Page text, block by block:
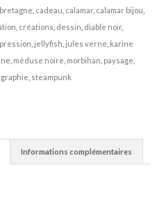
bretagne cadeau calamar, calamar bijou
créations dessin diable noir,
jellyfish jules verne karine
méduse noire morbihan paysage
steampunk
Informations complémentaires